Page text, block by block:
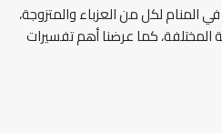
المنام لكل من العزباء والمتزوجة،
المختلفة، كما عرضنا أهم تفسيرات